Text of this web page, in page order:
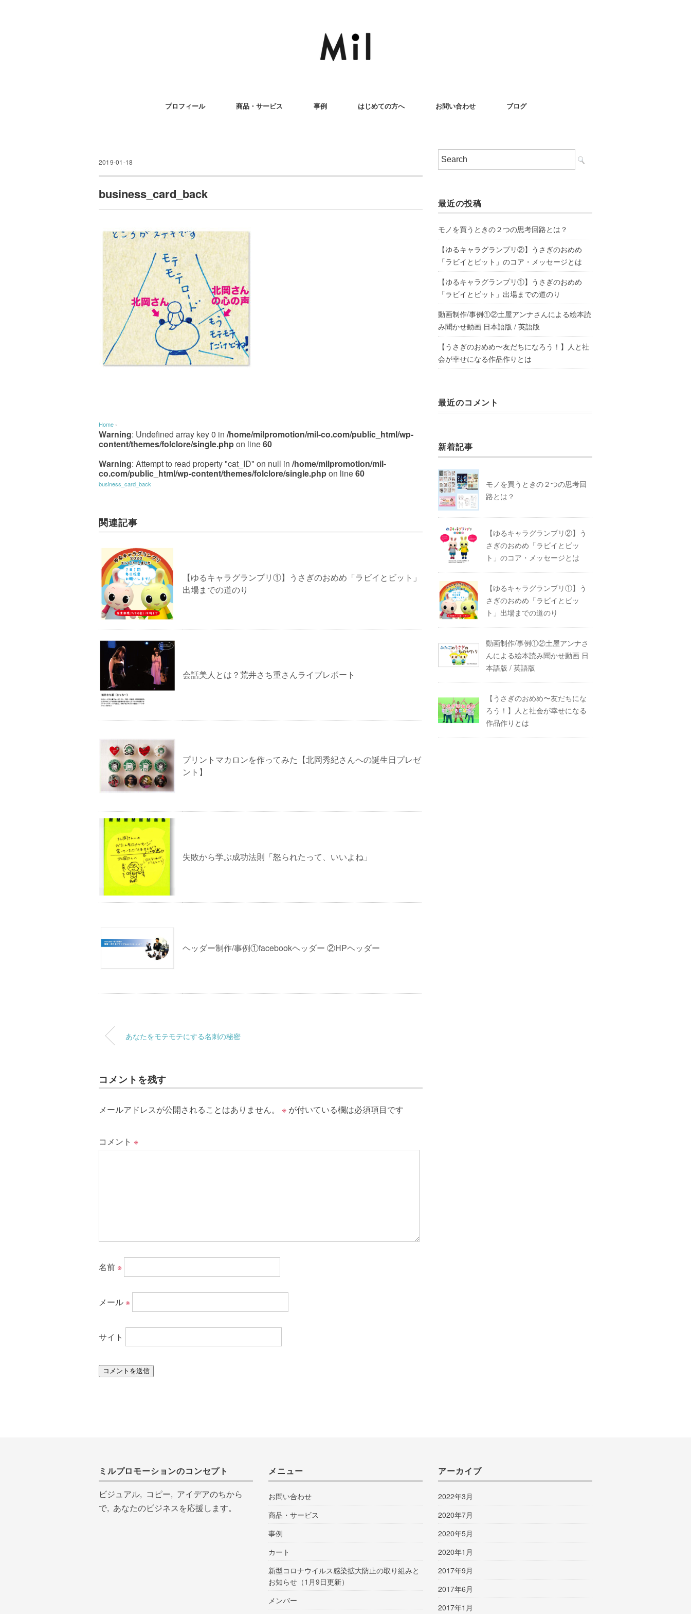
プロフィール 商品・サービス 事例 はじめての方へ お問い合わせ ブログ
2019-01-18
business_card_back
Home ›
Warning: Undefined array key 0 in /home/milpromotion/mil-co.com/public_html/wp-
content/themes/folclore/single.phpon line60
Warning: Attempt to read property "cat_ID" on null in /home/milpromotion/mil-
co.com/public_html/wp-content/themes/folclore/single.phpon line60
business_card_back
関連記事
【ゆるキャラグランプリ①】うさぎのおめめ「ラビイとビット」
出場までの道のり
会話美人とは？荒井さち重さんライブレポート
プリントマカロンを作ってみた【北岡秀紀さんへの誕生日プレゼ
ント】
失敗から学ぶ成功法則「怒られたって、いいよね」
ヘッダー制作/事例①facebookヘッダー ②HPヘッダー
あなたをモテモテにする名刺の秘密
コメントを残す
メールアドレスが公開されることはありません。 ※ が付いている欄は必須項目です
コメント ※
名前※
メール※
サイト
最近の投稿
モノを買うときの２つの思考回路とは？
【ゆるキャラグランプリ②】うさぎのおめめ
「ラビイとビット」のコア・メッセージとは
【ゆるキャラグランプリ①】うさぎのおめめ
「ラビイとビット」出場までの道のり
動画制作/事例①②土屋アンナさんによる絵本読
み聞かせ動画 日本語版 / 英語版
【うさぎのおめめ〜友だちになろう！】人と社
会が幸せになる作品作りとは
最近のコメント
新着記事
モノを買うときの２つの思考回
路とは？
【ゆるキャラグランプリ②】う
さぎのおめめ「ラビイとビッ
ト」のコア・メッセージとは
【ゆるキャラグランプリ①】う
さぎのおめめ「ラビイとビッ
ト」出場までの道のり
動画制作/事例①②土屋アンナさ
んによる絵本読み聞かせ動画 日
本語版 / 英語版
【うさぎのおめめ〜友だちにな
ろう！】人と社会が幸せになる
作品作りとは
ミルプロモーションのコンセプト
ビジュアル, コピー, アイデアのちから
で, あなたのビジネスを応援します。
メニュー
お問い合わせ
商品・サービス
事例
カート
新型コロナウイルス感染拡大防止の取り組みと
お知らせ（1月9日更新）
メンバー
アーカイブ
2022年3月
2020年7月
2020年5月
2020年1月
2017年9月
2017年6月
2017年1月